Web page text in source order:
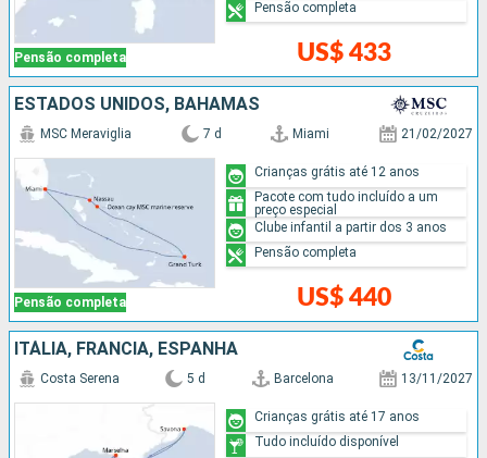
Pensão completa US$ 433
Pensão completa
ESTADOS UNIDOS, BAHAMAS
Pensão completa
MSC Meraviglia 7 d Miami 21/02/2027
US$ 440
Crianças grátis até 12 anos
Pacote com tudo incluído a um
preço especial
Clube infantil a partir dos 3 anos
Pensão completa
ITÁLIA, FRANCIA, ESPANHA
Costa Serena 5 d Barcelona 13/11/2027
Crianças grátis até 17 anos
Tudo incluído disponível